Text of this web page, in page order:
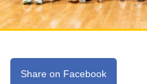
Share on Facebook